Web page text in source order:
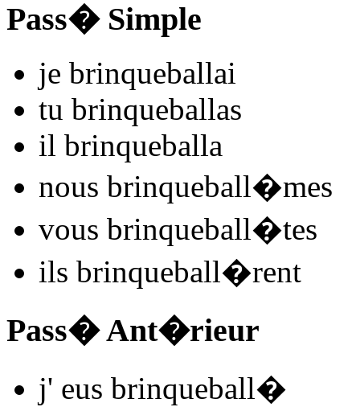
Pass� Simple
je brinqueballai
tu brinqueballas
il brinqueballa
nous brinqueball�mes
vous brinqueball�tes
ils brinqueball�rent
Pass� Ant�rieur
j' eus brinqueball�